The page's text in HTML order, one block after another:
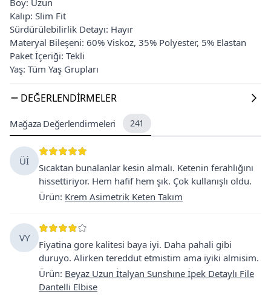
Kalıp: Slim Fit
Sürdürülebilirlik Detayı: Hayır
Materyal Bileşeni: 60% Viskoz, 35% Polyester, 5% Elastan
Paket İçeriği: Tekli
Yaş: Tüm Yaş Grupları
DEĞERLENDIRMELER
Mağaza Değerlendirmeleri 241
Üİ
Sıcaktan bunalanlar kesin almalı. Ketenin ferahlığını
hissettiriyor. Hem hafif hem şık. Çok kullanışlı oldu.
Ürün: Krem Asimetrik Keten Takım
VY
Fiyatina gore kalitesi baya iyi. Daha pahali gibi
duruyo. Alirken tereddut etmistim ama iyiki almisim.
Ürün: Beyaz Uzun İtalyan Sunshıne İpek Detaylı File
Dantelli Elbise